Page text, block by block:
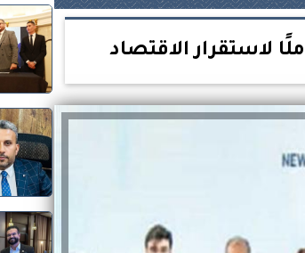
لاستقرار الاقتصاد